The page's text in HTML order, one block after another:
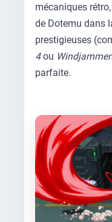
mécaniques
de Dotemu dans
prestigieuses
4ou
parfaite.